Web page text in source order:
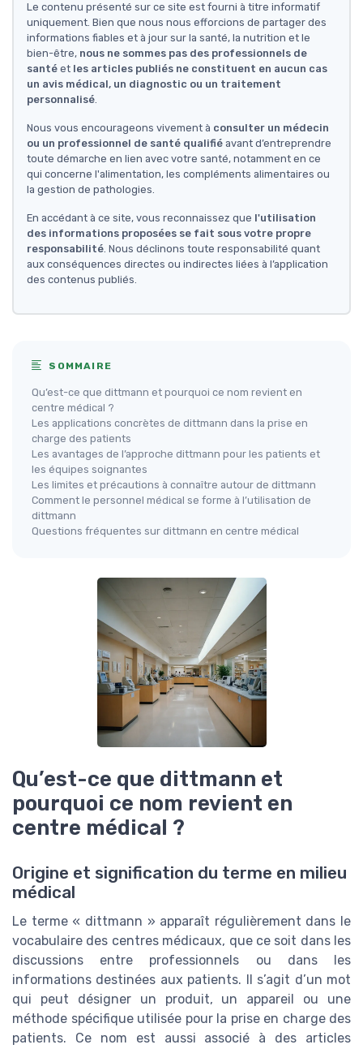
Le contenu présenté sur ce site est fourni à titre informatif
uniquement. Bien que nous nous efforcions de partager des
informations fiables et à jour sur la santé, la nutrition et le
bien-être, nous ne sommes pas des professionnels de
santé et les articles publiés ne constituent en aucun cas
un avis médical, un diagnostic ou un traitement
personnalisé.
Nous vous encourageons vivement à consulter un médecin
ou un professionnel de santé qualifié avant d’entreprendre
toute démarche en lien avec votre santé, notamment en ce
qui concerne l'alimentation, les compléments alimentaires ou
la gestion de pathologies.
En accédant à ce site, vous reconnaissez que l'utilisation
des informations proposées se fait sous votre propre
responsabilité. Nous déclinons toute responsabilité quant
aux conséquences directes ou indirectes liées à l’application
des contenus publiés.
SOMMAIRE
Qu’est-ce que dittmann et pourquoi ce nom revient en
centre médical ?
Les applications concrètes de dittmann dans la prise en
charge des patients
Les avantages de l’approche dittmann pour les patients et
les équipes soignantes
Les limites et précautions à connaître autour de dittmann
Comment le personnel médical se forme à l’utilisation de
dittmann
Questions fréquentes sur dittmann en centre médical
Qu’est-ce que dittmann et
pourquoi ce nom revient en
centre médical ?
Origine et signification du terme en milieu
médical
Le terme « dittmann » apparaît régulièrement dans le
vocabulaire des centres médicaux, que ce soit dans les
discussions entre professionnels ou dans les
informations destinées aux patients. Il s’agit d’un mot
qui peut désigner un produit, un appareil ou une
méthode spécifique utilisée pour la prise en charge des
patients. Ce nom est aussi associé à des articles